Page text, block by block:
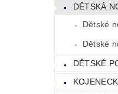
DĚTSKÁ
Dětské
Dětské
DĚTSKÉ